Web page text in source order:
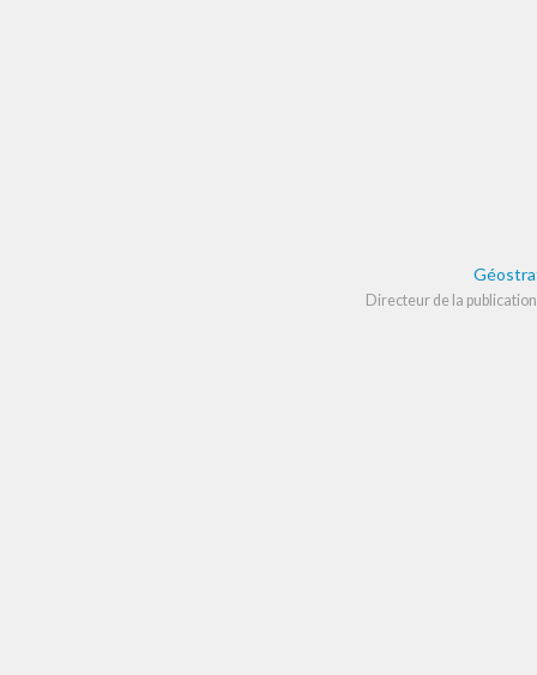
Directeur de la